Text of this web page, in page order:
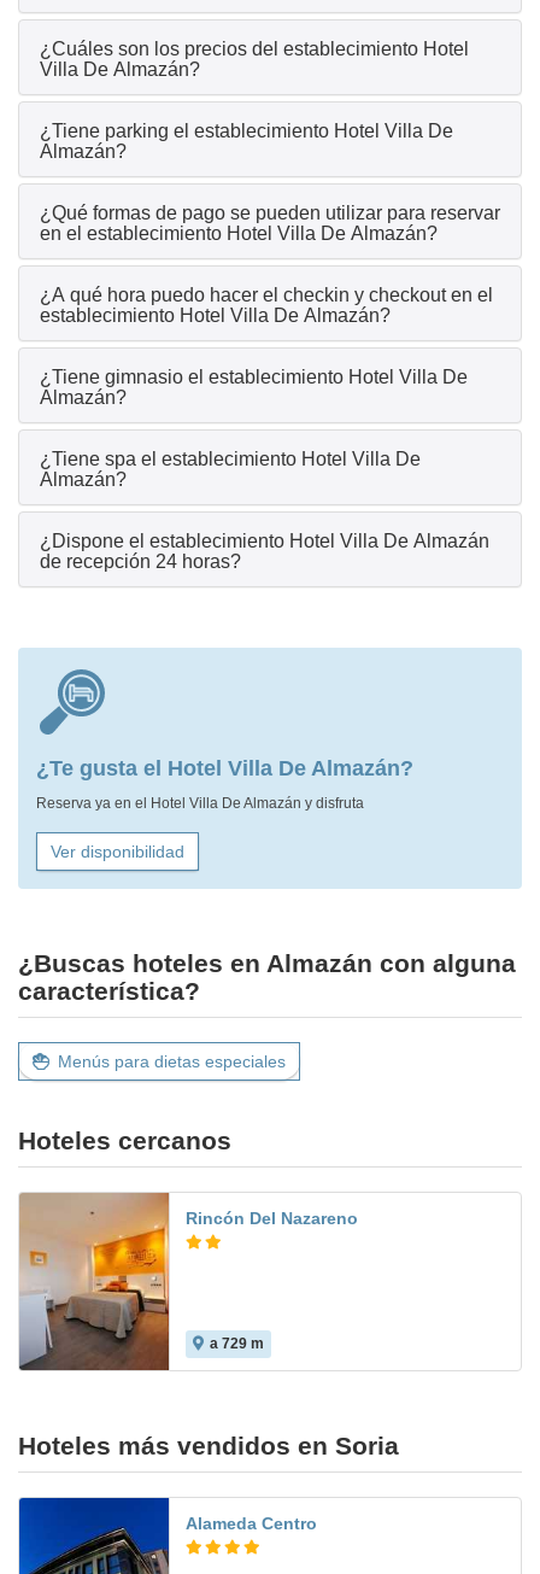
¿Cuáles son los precios del establecimiento Hotel
Villa De Almazán?
¿Tiene parking el establecimiento Hotel Villa De
Almazán?
¿Qué formas de pago se pueden utilizar para reservar
en el establecimiento Hotel Villa De Almazán?
¿A qué hora puedo hacer el checkin y checkout en el
establecimiento Hotel Villa De Almazán?
¿Tiene gimnasio el establecimiento Hotel Villa De
Almazán?
¿Tiene spa el establecimiento Hotel Villa De
Almazán?
¿Dispone el establecimiento Hotel Villa De Almazán
de recepción 24 horas?
¿Te gusta el Hotel Villa De Almazán?
Reserva ya en el Hotel Villa De Almazán y disfruta
Ver disponibilidad
¿Buscas hoteles en Almazán con alguna
característica?
Menús para dietas especiales
Hoteles cercanos
Rincón Del Nazareno
a 729 m
Hoteles más vendidos en Soria
Alameda Centro